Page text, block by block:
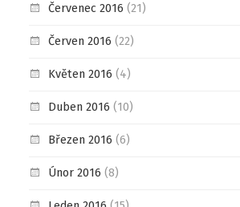
Červenec 2016 (21)
Červen 2016 (22)
Květen 2016 (4)
Duben 2016 (10)
Březen 2016 (6)
Únor 2016 (8)